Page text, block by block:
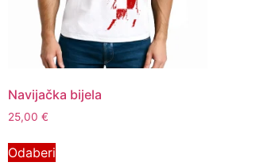
Navijačka bijela
25,00 €
Odaberi